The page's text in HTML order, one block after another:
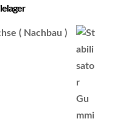
( Nachbau )